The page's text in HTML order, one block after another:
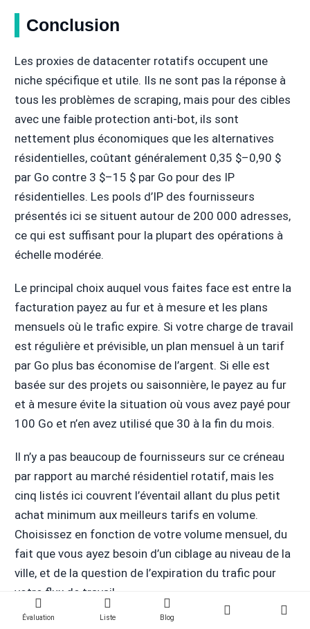
Conclusion
Les proxies de datacenter rotatifs occupent une
niche spécifique et utile. Ils ne sont pas la réponse à
tous les problèmes de scraping, mais pour des cibles
avec une faible protection anti-bot, ils sont
nettement plus économiques que les alternatives
résidentielles, coûtant généralement 0,35 $–0,90 $
par Go contre 3 $–15 $ par Go pour des IP
résidentielles. Les pools d’IP des fournisseurs
présentés ici se situent autour de 200 000 adresses,
ce qui est suffisant pour la plupart des opérations à
échelle modérée.
Le principal choix auquel vous faites face est entre la
facturation payez au fur et à mesure et les plans
mensuels où le trafic expire. Si votre charge de travail
est régulière et prévisible, un plan mensuel à un tarif
par Go plus bas économise de l’argent. Si elle est
basée sur des projets ou saisonnière, le payez au fur
et à mesure évite la situation où vous avez payé pour
100 Go et n’en avez utilisé que 30 à la fin du mois.
Il n’y a pas beaucoup de fournisseurs sur ce créneau
par rapport au marché résidentiel rotatif, mais les
cinq listés ici couvrent l’éventail allant du plus petit
achat minimum aux meilleurs tarifs en volume.
Choisissez en fonction de votre volume mensuel, du
fait que vous ayez besoin d’un ciblage au niveau de la
ville, et de la question de l’expiration du trafic pour
votre flux de travail.
Évaluation Liste Blog